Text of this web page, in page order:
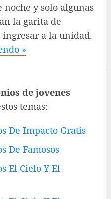
noche y solo algunas
la garita de
a la unidad.
»
de jovenes
temas:
De Impacto Gratis
De Famosos
El Cielo Y El